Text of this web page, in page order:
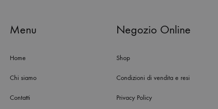
Menu
Home
Chi siamo
Contatti
Negozio Online
Shop
Condizioni di vendita e resi
Privacy Policy